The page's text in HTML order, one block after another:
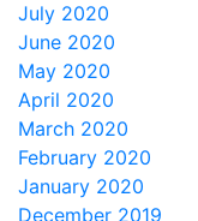
July 2020
June 2020
May 2020
April 2020
March 2020
February 2020
January 2020
December 2019